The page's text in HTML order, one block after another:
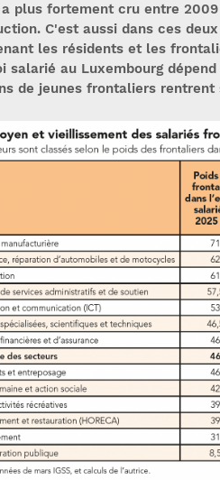
a plus fortement cru entre
C'est aussi dans ces
les résidents et les
salarié au Luxembourg
de jeunes frontaliers